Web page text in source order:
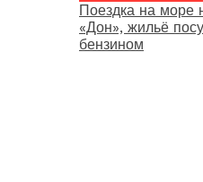
Поездка на
«Дон», жильё
бензином